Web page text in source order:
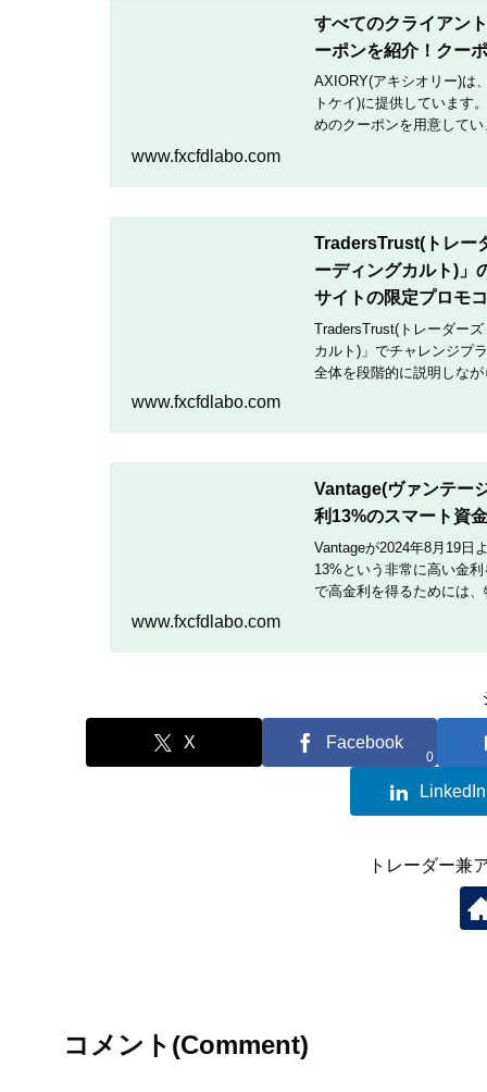
すべてのクライアン
ーポンを紹介！クー
AXIORY(アキシオリー)は
トケイ)に提供しています
めのクーポンを用意して
www.fxcfdlabo.com
TradersTrust(トレー
ーディングカルト)」
サイトの限定プロモ
TradersTrust(トレーダー
カルト)」でチャレンジプ
全体を段階的に説明しな
TradingCultがほぼ定期的
www.fxcfdlabo.com
Vantage(ヴァンテー
利13%のスマート資
Vantageが2024年8月19日
13%という非常に高い金
で高金利を得るためには
を行いたい人は、この記
www.fxcfdlabo.com
X Facebook
0
LinkedIn
トレーダー兼
コメント(Comment)